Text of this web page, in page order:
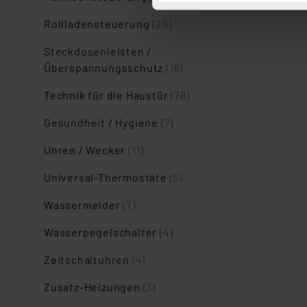
dazu führen, dass die
„Einige Drittanbieter
Daten in
Rollladensteuerung(26)
Steckdosenleisten /
Überspannungsschutz(16)
Technik für die Haustür(78)
Gesundheit / Hygiene (7)
Uhren / Wecker(11)
Universal-Thermostate (5)
Wassermelder(7)
Wasserpegelschalter(4)
Zeitschaltuhren (4)
Zusatz-Heizungen (3)